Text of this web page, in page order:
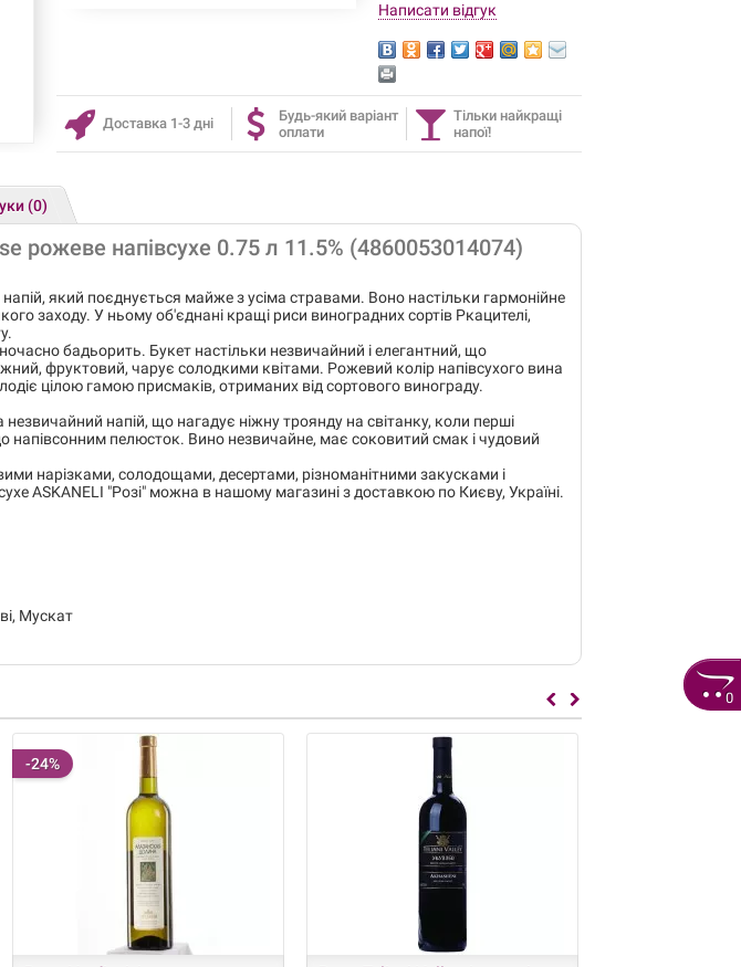
0
Написати відгук
Доставка 1-3 дні
Будь-який варіант
оплати
Тільки найкращі
напої!
(0)
рожеве напівсухе 0.75 л 11.5% (4860053014074)
який поєднується майже з усіма стравами. Воно настільки гармонійне
заходу. У ньому об'єднані кращі риси виноградних сортів Ркацителі,
бадьорить. Букет настільки незвичайний і елегантний, що
фруктовий, чарує солодкими квітами. Рожевий колір напівсухого вина
цілою гамою присмаків, отриманих від сортового винограду.
напій, що нагадує ніжну троянду на світанку, коли перші
напівсонним пелюсток. Вино незвичайне, має соковитий смак і чудовий
нарізками, солодощами, десертами, різноманітними закусками і
ASKANELI "Розі" можна в нашому магазині з доставкою по Києву, Україні.
Мускат
-24%